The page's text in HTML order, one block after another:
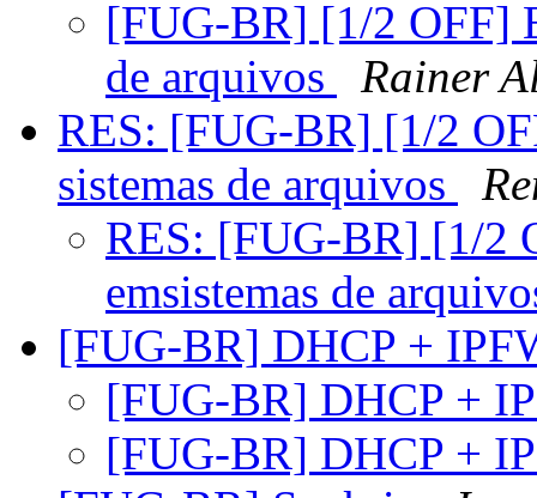
[FUG-BR] [1/2 OFF]
de arquivos
Rainer
RES: [FUG-BR] [1/2
sistemas de arquivos
RES: [FUG-BR] [1/2
emsistemas de
[FUG-BR] DHCP +
[FUG-BR] DHCP +
[FUG-BR] DHCP +